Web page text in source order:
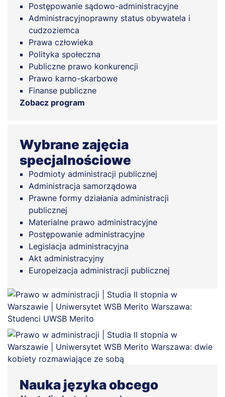
Postępowanie sądowo-administracyjne
Administracyjnoprawny status obywatela i
cudzoziemca
Prawa człowieka
Polityka społeczna
Publiczne prawo konkurencji
Prawo karno-skarbowe
Finanse publiczne
Zobacz program
Wybrane zajęcia
specjalnościowe
Podmioty administracji publicznej
Administracja samorządowa
Prawne formy działania administracji
publicznej
Materialne prawo administracyjne
Postępowanie administracyjne
Legislacja administracyjna
Akt administracyjny
Europeizacja administracji publicznej
Nauka języka obcego